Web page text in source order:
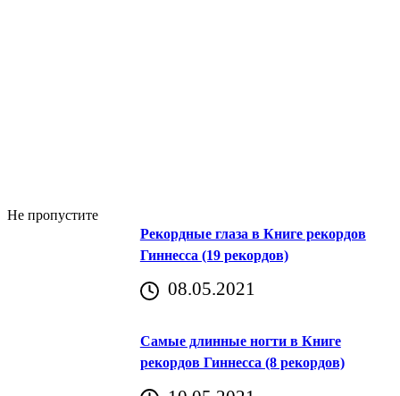
Не пропустите
Рекордные глаза в Книге рекордов
Гиннесса (19 рекордов)
08.05.2021
Самые длинные ногти в Книге
рекордов Гиннесса (8 рекордов)